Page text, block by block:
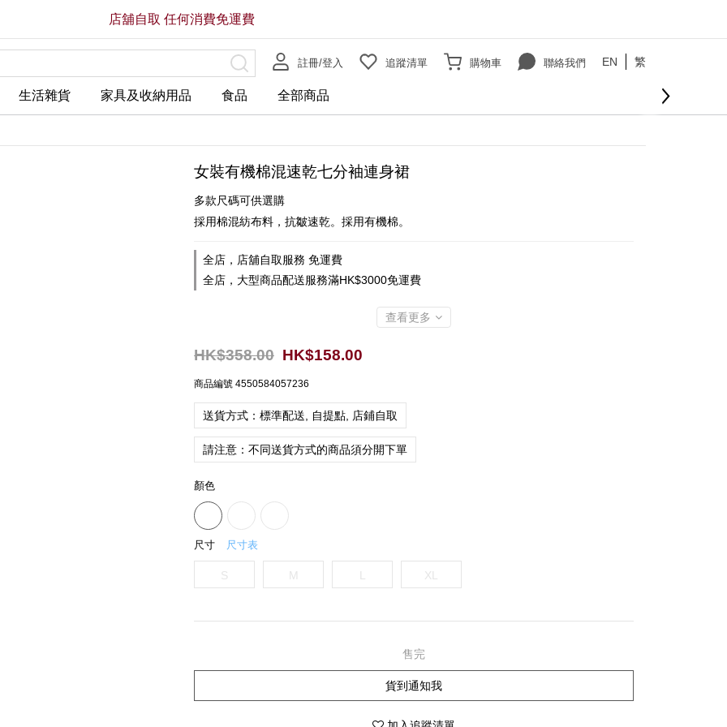
註冊/登入 追蹤清單 購物車 聯絡我們 EN 繁
生活雜貨 家具及收納用品 食品 全部商品
店舖自取 任何消費免運費
女裝有機棉混速乾七分袖連身裙
多款尺碼可供選購
採用棉混紡布料，抗皺速乾。採用有機棉。
全店，店舖自取服務 免運費
全店，大型商品配送服務滿HK$3000免運費
查看更多
HK$158.00
HK$358.00
商品編號 4550584057236
送貨方式：標準配送, 自提點, 店鋪自取
請注意：不同送貨方式的商品須分開下單
顏色
尺寸 尺寸表
S M XL
售完
貨到通知我